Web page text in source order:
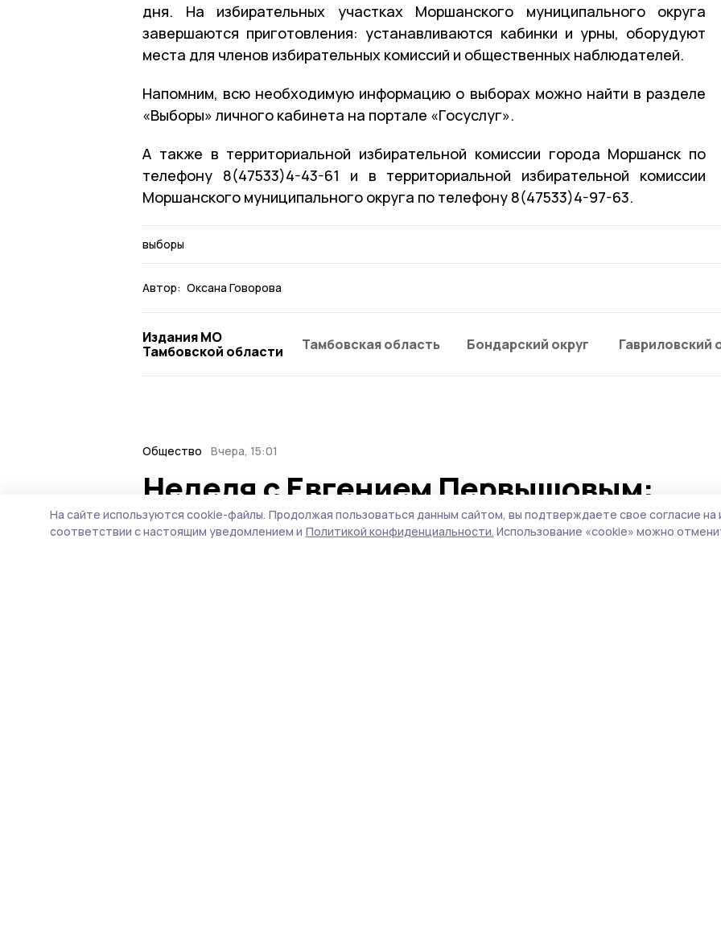
дня. На избирательных участках Моршанского муниципального округа
завершаются приготовления: устанавливаются кабинки и урны, оборудуют
места для членов избирательных комиссий и общественных наблюдателей.
Напомним, всю необходимую информацию о выборах можно найти в разделе
«Выборы» личного кабинета на портале «Госуслуг».
А также в территориальной избирательной комиссии города Моршанск по
телефону 8(47533)4-43-61 и в территориальной избирательной комиссии
Моршанского муниципального округа по телефону 8(47533)4-97-63.
выборы
Автор: Оксана Говорова
Издания МО
Тамбовской области
Тамбовская область Бондарский округ Гавриловский
Общество Вчера, 15:01
Неделя с Евгением Первышовым:
ситуация на топливном рынке,
На сайте используются cookie-файлы. Продолжая пользоваться данным сайтом, вы подтверждаете свое согласие на
соответствии с настоящим уведомлением и Политикой конфиденциальности. Использование «cookie» можно